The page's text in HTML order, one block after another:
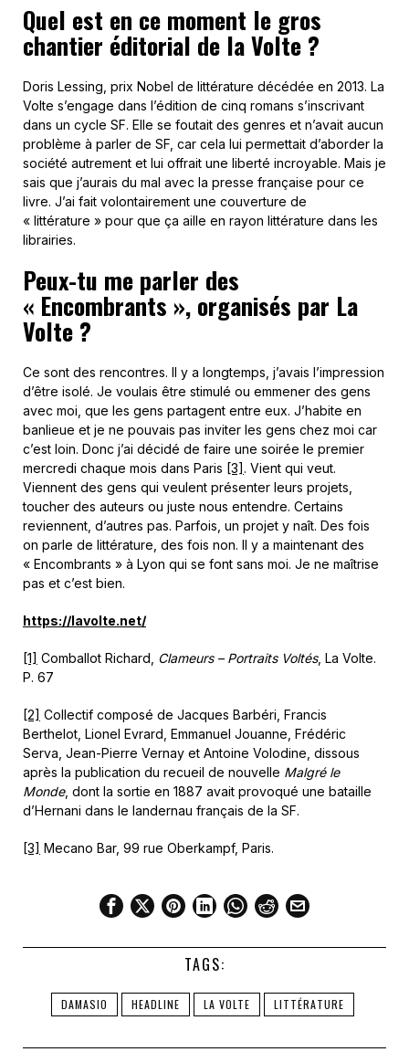
Quel est en ce moment le gros
chantier éditorial de la Volte ?
Doris Lessing, prix Nobel de littérature décédée en 2013. La
Volte s’engage dans l’édition de cinq romans s’inscrivant
dans un cycle SF. Elle se foutait des genres et n’avait aucun
problème à parler de SF, car cela lui permettait d’aborder la
société autrement et lui offrait une liberté incroyable. Mais je
sais que j’aurais du mal avec la presse française pour ce
livre. J’ai fait volontairement une couverture de
« littérature » pour que ça aille en rayon littérature dans les
librairies.
Peux-tu me parler des
« Encombrants », organisés par La
Volte ?
Ce sont des rencontres. Il y a longtemps, j’avais l’impression
d’être isolé. Je voulais être stimulé ou emmener des gens
avec moi, que les gens partagent entre eux. J’habite en
banlieue et je ne pouvais pas inviter les gens chez moi car
c’est loin. Donc j’ai décidé de faire une soirée le premier
mercredi chaque mois dans Paris [3] . Vient qui veut.
Viennent des gens qui veulent présenter leurs projets,
toucher des auteurs ou juste nous entendre. Certains
reviennent, d’autres pas. Parfois, un projet y naît. Des fois
on parle de littérature, des fois non. Il y a maintenant des
« Encombrants » à Lyon qui se font sans moi. Je ne maîtrise
pas et c’est bien.
https://lavolte.net/
[1] Comballot Richard, Clameurs – Portraits Voltés, La Volte.
P. 67
[2] Collectif composé de Jacques Barbéri, Francis
Berthelot, Lionel Evrard, Emmanuel Jouanne, Frédéric
Serva, Jean-Pierre Vernay et Antoine Volodine, dissous
après la publication du recueil de nouvelle Malgré le
Monde, dont la sortie en 1887 avait provoqué une bataille
d’Hernani dans le landernau français de la SF.
[3] Mecano Bar, 99 rue Oberkampf, Paris.
TAGS:
DAMASIO HEADLINE LA VOLTE LITTÉRATURE